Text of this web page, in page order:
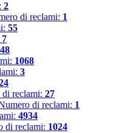
2
di reclami: 1
55
7
1068
3
reclami: 27
di reclami: 1
4934
di reclami: 1024